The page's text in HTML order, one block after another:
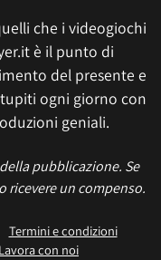
che i videogiochi
è il punto di
del presente e
ogni giorno con
geniali.
pubblicazione. Se
ricevere un compenso.
Termini e condizioni
Lavora con noi